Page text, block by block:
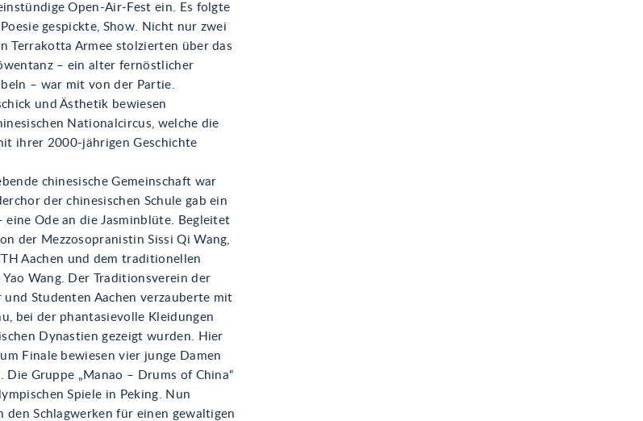
Open-Air-Fest ein. Es folgte
gespickte, Show. Nicht nur zwei
Terrakotta Armee stolzierten über das
– ein alter fernöstlicher
– war mit von der Partie.
und Ästhetik bewiesen
Nationalcircus, welche die
ihrer 2000-jährigen Geschichte
chinesische Gemeinschaft war
der chinesischen Schule gab ein
eine Ode an die Jasminblüte. Begleitet
der Mezzosopranistin Sissi Qi Wang,
Aachen und dem traditionellen
Wang. Der Traditionsverein der
Studenten Aachen verzauberte mit
bei der phantasievolle Kleidungen
Dynastien gezeigt wurden. Hier
Finale bewiesen vier junge Damen
Die Gruppe „Manao – Drums of China“
Spiele in Peking. Nun
Schlagwerken für einen gewaltigen